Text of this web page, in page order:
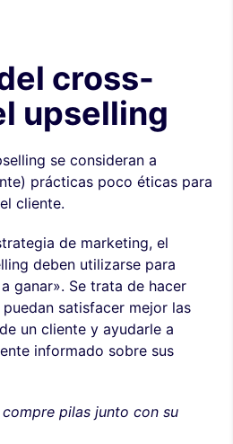
cross-
upselling
se consideran a
prácticas poco éticas para
cliente.
de marketing, el
deben utilizarse para
ganar». Se trata de hacer
satisfacer mejor las
un cliente y ayudarle a
informado sobre sus
pilas junto con su